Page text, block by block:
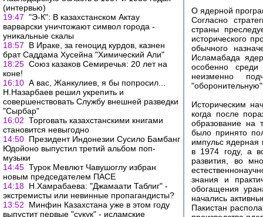
(интервью)
19:47 "Э-К": В казахстанском Актау
варварски уничтожают символ города -
уникальные скалы
18:57
В Ираке, за геноцид курдов, казнен
брат Саддама Хусейна "Химический Али"
18:25 Союз казаков Семиречья: 20 лет на
коне!
16:10 А вас, Жанкулиев, я бы попросил...
Н.Назарбаев решил укрепить и
совершенствовать Службу внешней разведки
"Сырбар"
16:02 Торговать казахстанскими книгами
становится невыгодно
14:50 Президент Индонезии Сусило Бамбанг
Юдойоно выпустил третий альбом поп-
музыки
14:45 Турок Мевлют Чавушоглу избран
новым председателем ПАСЕ
14:18 Н.Хамрабаева: "Джамаати Таблиг" -
экстремисты или невинные пропагандисты?
13:52
Минфин Казахстана уже в этом году
выпустит первые "сукук" - исламские
О ядерной
Согласно
страны
исторического
обычного
Исламабада
особенно среди
неизменно
Историческим
когда после
образование на
было принято
импульс ядерная
в 1974 году, а
развития, во
знания и
обогащения
начались
Пакистан